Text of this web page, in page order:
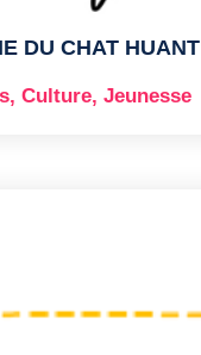
DU CHAT HUANT
,Culture,Jeunesse